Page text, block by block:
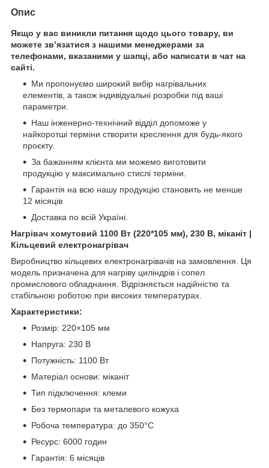
Опис
Якщо у вас виникли питання щодо цього товару, ви
можете зв’язатися з нашими менеджерами за
телефонами, вказаними у шапці, або написати в чат на
сайті.
Ми пропонуємо широкий вибір нагрівальних
елементів, а також індивідуальні розробки під ваші
параметри.
Наш інженерно-технічний відділ допоможе у
найкоротші терміни створити креслення для будь-якого
проєкту.
За бажанням клієнта ми можемо виготовити
продукцію у максимально стислі терміни.
Гарантія на всю нашу продукцію становить не менше
12 місяців
Доставка по всій Україні.
Нагрівач хомутовий 1100 Вт (220*105 мм), 230 В, міканіт |
Кільцевий електронагрівач
Виробництво кільцевих електронагрівачів на замовлення. Ця
модель призначена для нагріву циліндрів і сопел
промислового обладнання. Відрізняється надійністю та
стабільною роботою при високих температурах.
Характеристики:
Розмір: 220×105 мм
Напруга: 230 В
Потужність: 1100 Вт
Матеріал основи: міканіт
Тип підключення: клеми
Без термопари та металевого кожуха
Робоча температура: до 350°C
Ресурс: 6000 годин
Гарантія: 6 місяців